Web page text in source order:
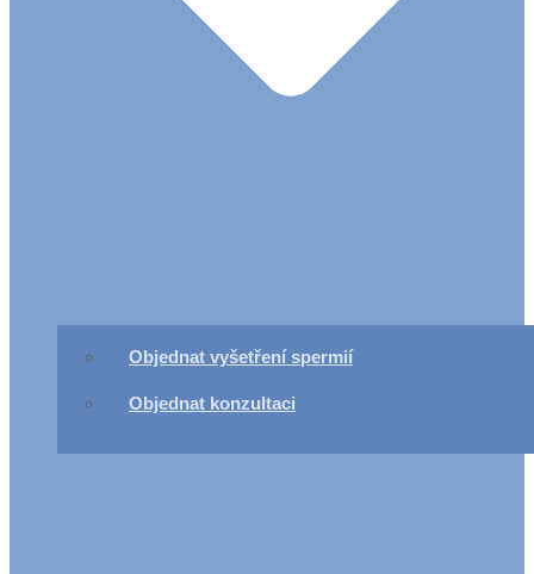
Objednat vyšetření spermií
Objednat konzultaci